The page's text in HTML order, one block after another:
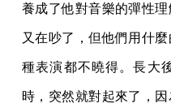
養成了他對音樂的彈性
又在吵了，但他們用什
種表演都不曉得。長大
時，突然就對起來了，